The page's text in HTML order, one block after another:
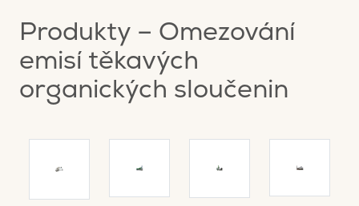
Produkty – Omezování
emisí těkavých
organických sloučenin